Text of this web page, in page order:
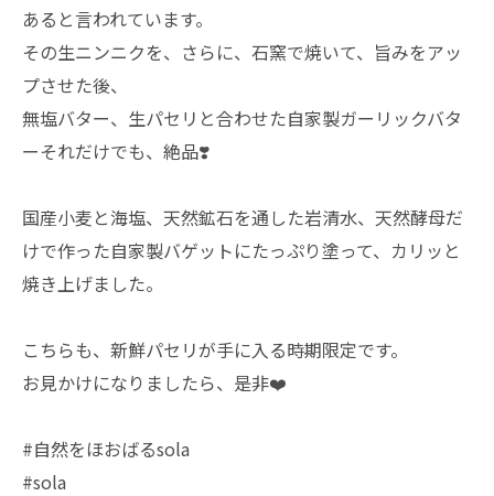
あると言われています。
その生ニンニクを、さらに、石窯で焼いて、旨みをアッ
プさせた後、
無塩バター、生パセリと合わせた自家製ガーリックバタ
ーそれだけでも、絶品❣️
国産小麦と海塩、天然鉱石を通した岩清水、天然酵母だ
けで作った自家製バゲットにたっぷり塗って、カリッと
焼き上げました。
こちらも、新鮮パセリが手に入る時期限定です。
お見かけになりましたら、是非❤️
#自然をほおばるsola
#sola